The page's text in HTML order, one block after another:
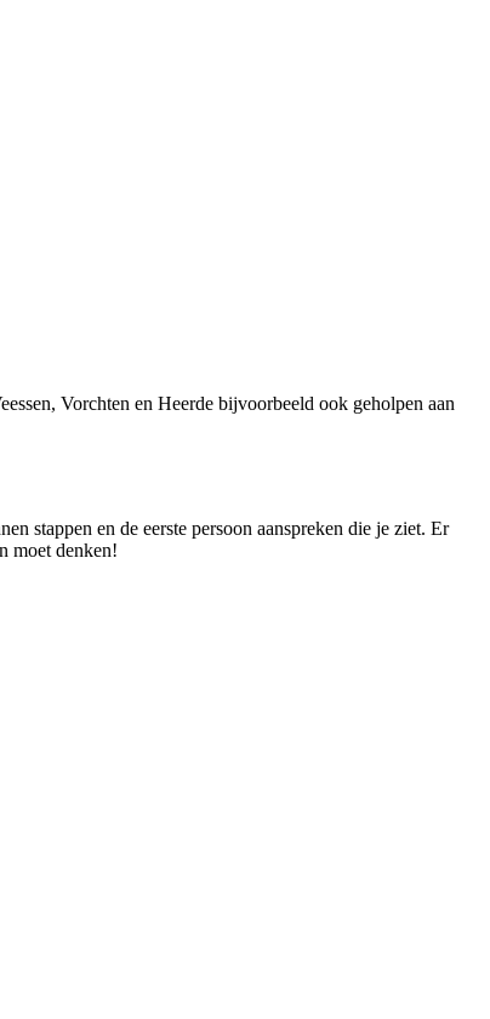
Vorchten en Heerde bijvoorbeeld ook geholpen aan
stappen en de eerste persoon aanspreken die je ziet. Er
moet denken!